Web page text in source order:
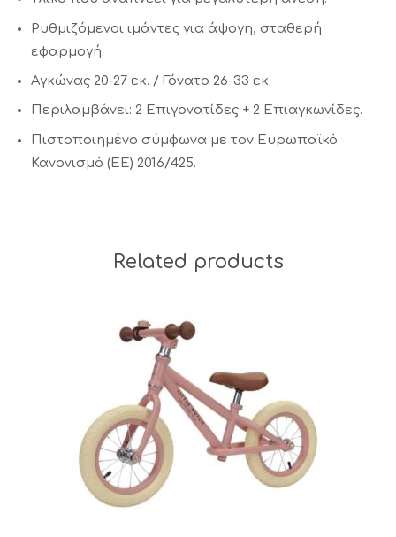
Ρυθμιζόμενοι ιμάντες για άψογη, σταθερή
εφαρμογή.
Αγκώνας 20-27 εκ. / Γόνατο 26-33 εκ.
Περιλαμβάνει: 2 Επιγονατίδες + 2 Επιαγκωνίδες.
Πιστοποιημένο σύμφωνα με τον Ευρωπαϊκό
Κανονισμό (ΕΕ) 2016/425.
Related products